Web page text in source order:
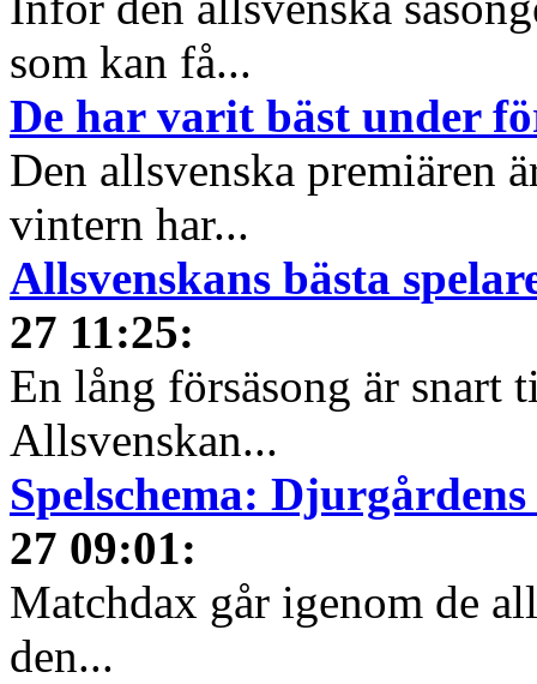
som kan få...
De har varit bäst under
Den allsvenska premiären
vintern har...
Allsvenskans bästa
27 11:25:
En lång försäsong är snart
Allsvenskan...
Spelschema:
27 09:01:
Matchdax går igenom de
den...